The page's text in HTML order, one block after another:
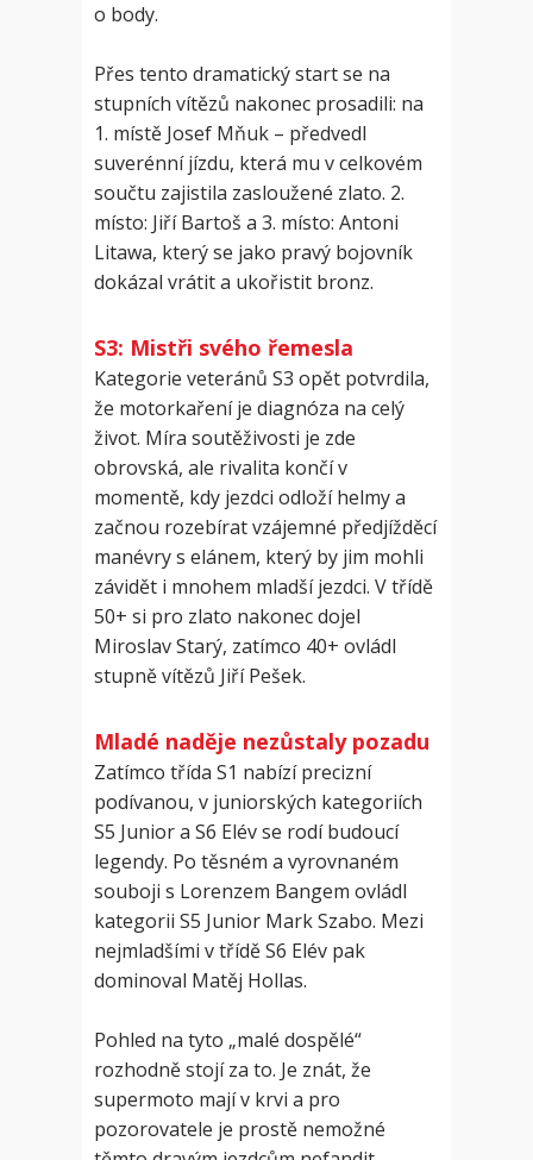
o body.
Přes tento dramatický start se na
stupních vítězů nakonec prosadili: na
1. místě Josef Mňuk – předvedl
suverénní jízdu, která mu v celkovém
součtu zajistila zasloužené zlato. 2.
místo: Jiří Bartoš a 3. místo: Antoni
Litawa, který se jako pravý bojovník
dokázal vrátit a ukořistit bronz.
S3: Mistři svého řemesla
Kategorie veteránů S3 opět potvrdila,
že motorkaření je diagnóza na celý
život. Míra soutěživosti je zde
obrovská, ale rivalita končí v
momentě, kdy jezdci odloží helmy a
začnou rozebírat vzájemné předjížděcí
manévry s elánem, který by jim mohli
závidět i mnohem mladší jezdci. V třídě
50+ si pro zlato nakonec dojel
Miroslav Starý, zatímco 40+ ovládl
stupně vítězů Jiří Pešek.
Mladé naděje nezůstaly pozadu
Zatímco třída S1 nabízí precizní
podívanou, v juniorských kategoriích
S5 Junior a S6 Elév se rodí budoucí
legendy. Po těsném a vyrovnaném
souboji s Lorenzem Bangem ovládl
kategorii S5 Junior Mark Szabo. Mezi
nejmladšími v třídě S6 Elév pak
dominoval Matěj Hollas.
Pohled na tyto „malé dospělé“
rozhodně stojí za to. Je znát, že
supermoto mají v krvi a pro
pozorovatele je prostě nemožné